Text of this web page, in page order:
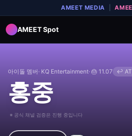
AMEET MEDIA
AMEET Spot
아이돌 멤버 · KQ Entertainment· 🎂 11.07 ↩
홍중
※ 공식 채널 검증은 진행 중입니다